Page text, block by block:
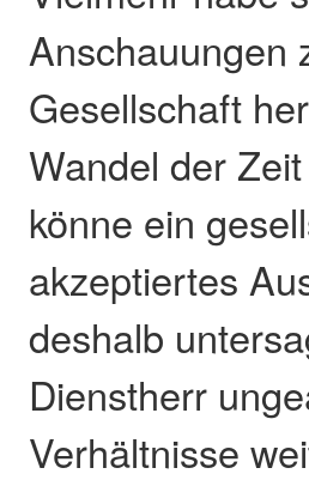
Anschauungen
Gesellschaft
Wandel der
könne ein
akzeptiertes
deshalb
Dienstherr
Verhältnisse